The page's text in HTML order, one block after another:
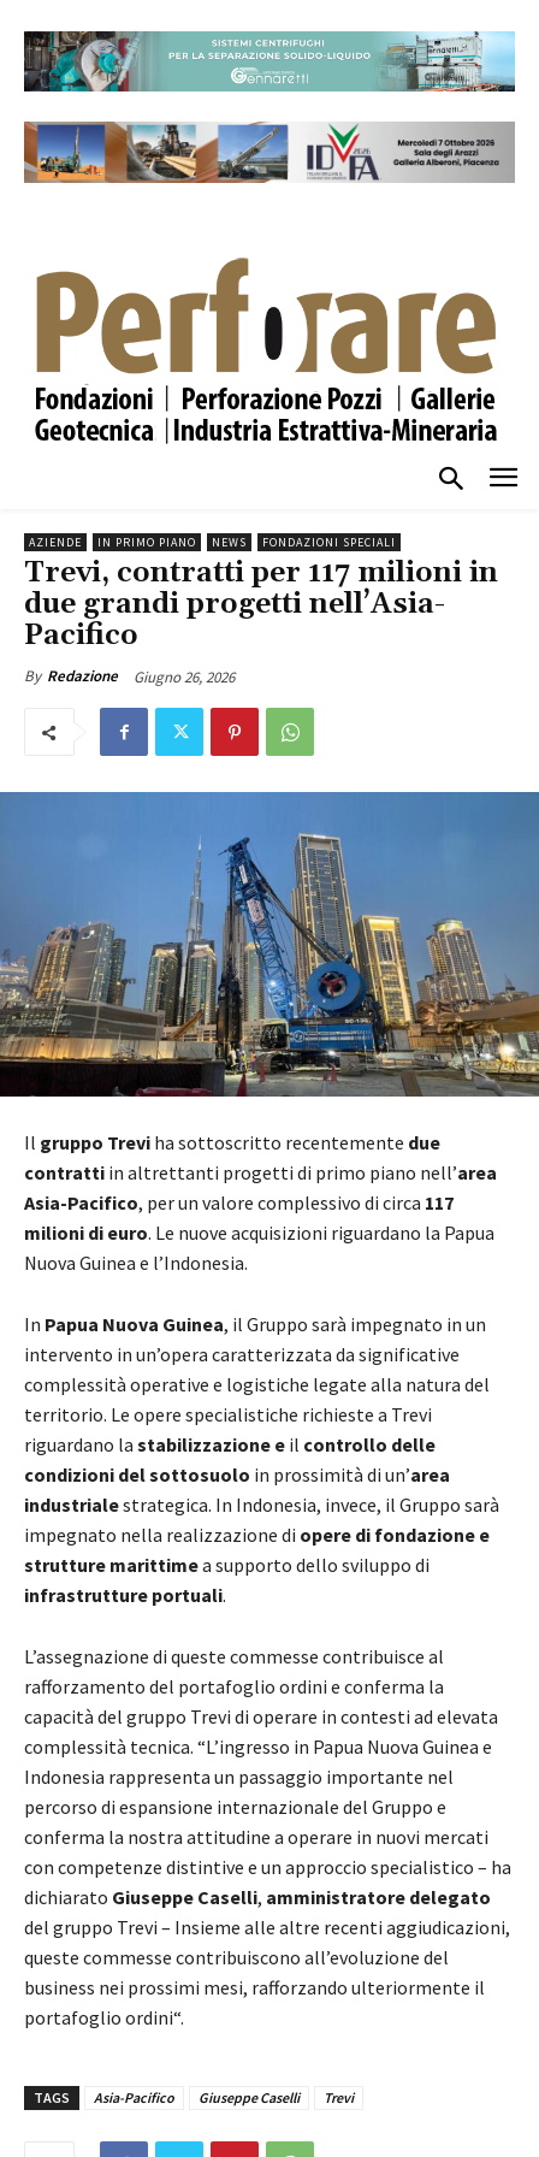
AZIENDE IN PRIMO PIANO NEWS FONDAZIONI SPECIALI
Trevi, contratti per 117 milioni in
due grandi progetti nell’Asia-
Pacifico
By Redazione Giugno 26, 2026
Il gruppo Trevi ha sottoscritto recentemente due
contratti in altrettanti progetti di primo piano nell’area
Asia-Pacifico, per un valore complessivo di circa 117
milioni di euro. Le nuove acquisizioni riguardano la Papua
Nuova Guinea e l’Indonesia.
In Papua Nuova Guinea, il Gruppo sarà impegnato in un
intervento in un’opera caratterizzata da significative
complessità operative e logistiche legate alla natura del
territorio. Le opere specialistiche richieste a Trevi
riguardano la stabilizzazione e il controllo delle
condizioni del sottosuolo in prossimità di un’area
industrialestrategica. In Indonesia, invece, il Gruppo sarà
impegnato nella realizzazione di opere di fondazione e
strutture marittimea supporto dello sviluppo di
infrastrutture portuali.
L’assegnazione di queste commesse contribuisce al
rafforzamento del portafoglio ordini e conferma la
capacità del gruppo Trevi di operare in contesti ad elevata
complessità tecnica. “L’ingresso in Papua Nuova Guinea e
Indonesia rappresenta un passaggio importante nel
percorso di espansione internazionale del Gruppo e
conferma la nostra attitudine a operare in nuovi mercati
con competenze distintive e un approccio specialistico – ha
dichiarato Giuseppe Caselli, amministratore delegato
del gruppo Trevi – Insieme alle altre recenti aggiudicazioni,
queste commesse contribuiscono all’evoluzione del
business nei prossimi mesi, rafforzando ulteriormente il
portafoglio ordini“.
TAGS Asia-Pacifico Giuseppe Caselli Trevi